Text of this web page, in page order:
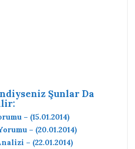
Şunlar Da
– (15.01.2014)
– (20.01.2014)
– (22.01.2014)